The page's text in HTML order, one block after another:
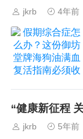
jkrb 4年前
“健康新征程
jkrb 5年前